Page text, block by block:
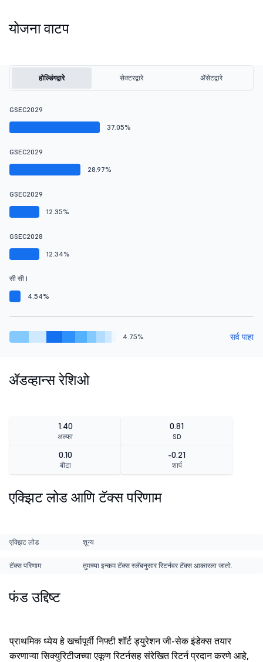
योजना वाटप
होल्डिंगद्वारे सेक्टरद्वारे ॲसेटद्वारे
GSEC2029
37.05%
GSEC2029
28.97%
GSEC2029
12.35%
GSEC2028
12.34%
सी सी I
4.54%
4.75% सर्व पाहा
ॲडव्हान्स रेशिओ
1.40
अल्फा
0.81
SD
0.10
बीटा
-0.21
शार्प
एक्झिट लोड आणि टॅक्स परिणाम
एक्झिट लोड शून्य
टॅक्स परिणाम तुमच्या इन्कम टॅक्स स्लॅबनुसार रिटर्नवर टॅक्स आकारला जातो.
फंड उद्दिष्ट
प्राथमिक ध्येय हे खर्चापूर्वी निफ्टी शॉर्ट ड्युरेशन जी-सेक इंडेक्स तयार
करणाऱ्या सिक्युरिटीजच्या एकूण रिटर्नसह संरेखित रिटर्न प्रदान करणे आहे,